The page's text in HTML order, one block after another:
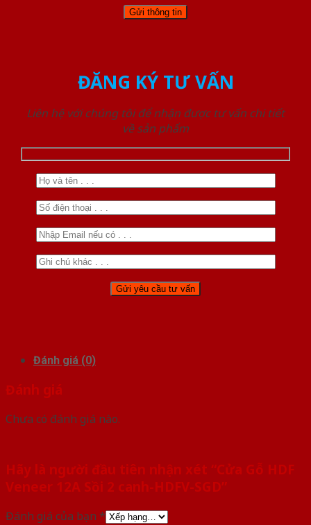
ĐĂNG KÝ TƯ VẤN
Liên hệ với chúng tôi để nhận được tư vấn chi tiết
về sản phẩm
Đánh giá (0)
Đánh giá
Chưa có đánh giá nào.
Hãy là người đầu tiên nhận xét “Cửa Gỗ HDF
Veneer 12A Sồi 2 canh-HDFV-SGD”
Đánh giá của bạn *